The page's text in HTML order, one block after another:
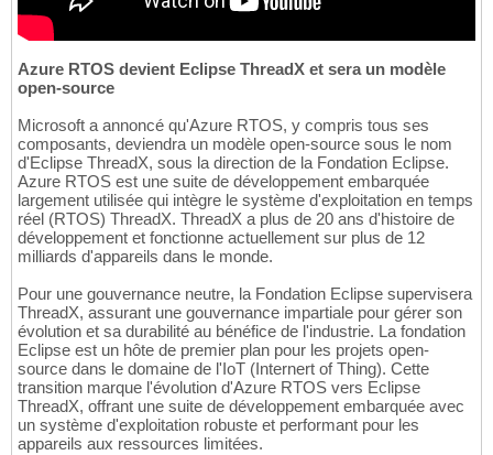
Azure RTOS devient Eclipse ThreadX et sera un modèle
open-source
Microsoft a annoncé qu'Azure RTOS, y compris tous ses
composants, deviendra un modèle open-source sous le nom
d'Eclipse ThreadX, sous la direction de la Fondation Eclipse.
Azure RTOS est une suite de développement embarquée
largement utilisée qui intègre le système d'exploitation en temps
réel (RTOS) ThreadX. ThreadX a plus de 20 ans d'histoire de
développement et fonctionne actuellement sur plus de 12
milliards d'appareils dans le monde.
Pour une gouvernance neutre, la Fondation Eclipse supervisera
ThreadX, assurant une gouvernance impartiale pour gérer son
évolution et sa durabilité au bénéfice de l'industrie. La fondation
Eclipse est un hôte de premier plan pour les projets open-
source dans le domaine de l'IoT (Internert of Thing). Cette
transition marque l'évolution d'Azure RTOS vers Eclipse
ThreadX, offrant une suite de développement embarquée avec
un système d'exploitation robuste et performant pour les
appareils aux ressources limitées.